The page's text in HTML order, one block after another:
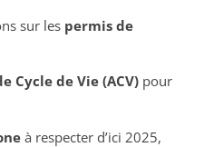
sur les permis de
Cycle de Vie (ACV)pour
à respecter d’ici 2025,